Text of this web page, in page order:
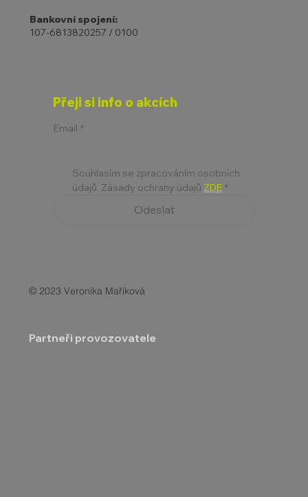
Bankovní spojení:
107-6813820257 / 0100
Přeji si info o akcích
Email *
Souhlasím se zpracováním osobních
údajů. Zásady ochrany údajů ZDE *
Odeslat
© 2023 Veronika Maříková
Partneři provozovatele